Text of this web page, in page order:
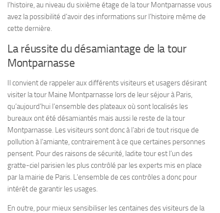
l’histoire, au niveau du sixième étage de la tour Montparnasse vous
avez la possibilité d’avoir des informations sur l’histoire même de
cette dernière.
La réussite du désamiantage de la tour
Montparnasse
Il convient de rappeler aux différents visiteurs et usagers désirant
visiter la tour Maine Montparnasse lors de leur séjour à Paris,
qu’aujourd’hui l’ensemble des plateaux où sont localisés les
bureaux ont été désamiantés mais aussi le reste de la tour
Montparnasse. Les visiteurs sont donc à l’abri de tout risque de
pollution à l’amiante, contrairement à ce que certaines personnes
pensent. Pour des raisons de sécurité, ladite tour est l’un des
gratte-ciel parisien les plus contrôlé par les experts mis en place
par la mairie de Paris. L’ensemble de ces contrôles a donc pour
intérêt de garantir les usages.
En outre, pour mieux sensibiliser les centaines des visiteurs de la